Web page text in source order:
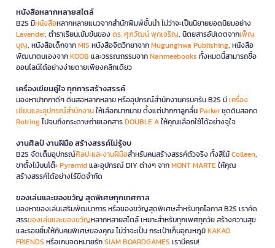
หนังสือหลากหลายสไตล์
B2S มีหนังสือหลากหลายแนวจากสำนักพิมพ์ชั้นนำ ไม่ว่าจะเป็นนิยายยอดนิยมอย่าง
Lavender, ตำราเรียนเข้มข้นของดร. ศุภวัฒน์ พุกเจริญ, นิตยสารอัปเดตจากเพ็ญ
บุญ, หนังสือเด็กจากMIS หนังสือจิตวิทยาจากMugunghwa Publishing, หนังสือ
พัฒนาตนเองจากKOOB และวรรณกรรมจากNanmeebooks ทั้งหมดนี้สามารถซื้อ
ออนไลน์ได้อย่างง่ายดายเพียงคลิกเดียว
เครื่องเขียนคู่ใจ ทุกการสร้างสรรค์
มองหาปากกาดีๆ ดินสอหลากหลาย หรืออุปกรณ์สำนักงานครบครัน B2S มีเครื่อง
เขียนและอุปกรณ์สำนักงานให้เลือกมากมาย ตั้งแต่ปากกาลูกลื่นParkerชุดดินสอกด
Rotringไปจนถึงกระดาษถ่ายเอกสารDOUBLE Aให้คุณเลือกใช้ได้อย่างจุใจ
งานศิลป์ งานฝีมือ สร้างสรรค์ไม่รู้จบ
B2S จัดเต็มอุปกรณ์ศิลปะและงานฝีมือสำหรับคนสร้างสรรค์ตัวจริง ทั้งสีไม้Colleen,
ขาตั้งไม้บนโต๊ะPyramidและอุปกรณ์ DIY ต่างๆ จากMONT MARTEให้คุณ
สร้างสรรค์ได้อย่างไร้ขีดจำกัด
ของเล่นและของขวัญ สุดพิเศษทุกเทศกาล
มองหาของเล่นเสริมพัฒนาการ หรือของขวัญสุดพิเศษสำหรับทุกโอกาส B2S เราคัด
สรรของเล่นและของขวัญหลากหลายสไตล์ เหมาะสำหรับทุกเพศทุกวัย สร้างความสุข
และรอยยิ้มให้กับคนพิเศษของคุณ ไม่ว่าจะเป็น กระเป๋าเก็บอุณหภูมิKAKAO
FRIENDS หรือเกมจดหมายรักSIAM BOARDGAMES เรามีครบ!